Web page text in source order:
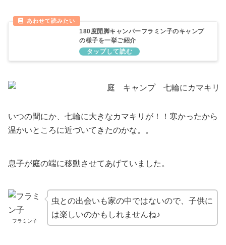
180度開脚キャンパーフラミン子のキャンプ
の様子を一挙ご紹介
いつの間にか、七輪に大きなカマキリが！！寒かったから
温かいところに近づいてきたのかな。。
息子が庭の端に移動させてあげていました。
フラミン子
虫との出会いも家の中ではないので、子供に
は楽しいのかもしれませんね♪